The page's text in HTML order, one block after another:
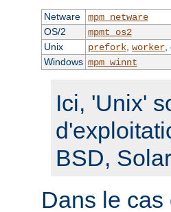
Netware
mpm_netware
OS/2
mpmt_os2
Unix
prefork, worker,
Windows mpm_winnt
Ici, 'Unix'
BSD,
Dans le